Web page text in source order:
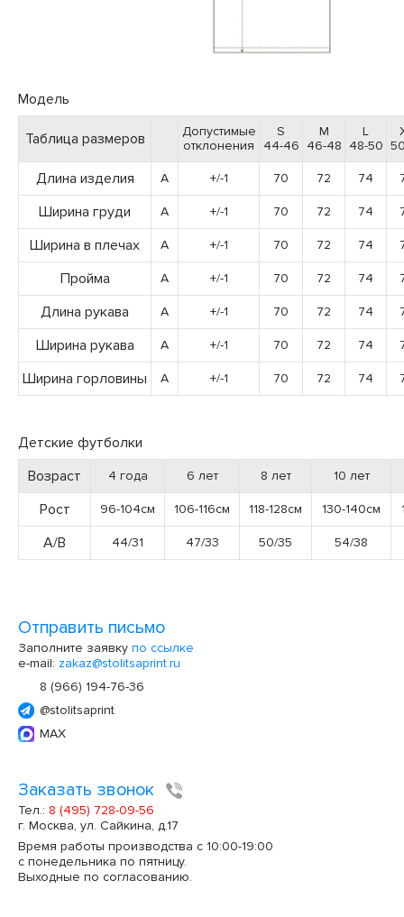
Модель
Таблица размеров
Допустимые
отклонения
S
44-46
M
46-48
L
48-50
Длина изделия A +/-1 70 72 74
Ширина груди A +/-1 70 72 74
Ширина в плечах A +/-1 70 72 74
Пройма A +/-1 70 72 74
Длина рукава A +/-1 70 72 74
Ширина рукава A +/-1 70 72 74
Ширина горловины A +/-1 70 72 74
Детские футболки
Возраст
4 года 6 лет 8 лет 10 лет
Рост 96-104см 106-116см 118-128см 130-140см
А/В 44/31 47/33 50/35 54/38
Отправить письмо
Заполните заявку по ссылке
e-mail: zakaz@stolitsaprint.ru
8 (966) 194-76-36
@stolitsaprint
MAX
Заказать звонок
Тел.: 8 (495) 728-09-56
г. Москва, ул. Сайкина, д.17
Время работы производства с 10:00-19:00
с понедельника по пятницу.
Выходные по согласованию.